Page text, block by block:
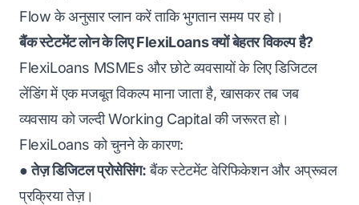
Flow के अनुसार प्लान करें ताकि भुगतान समय पर हो।
बैंक स्टेटमेंट लोन के लिए FlexiLoans क्यों बेहतर विकल्प है?
FlexiLoans MSMEs और छोटे व्यवसायों के लिए डिजिटल
लेंडिंग में एक मजबूत विकल्प माना जाता है, खासकर तब जब
व्यवसाय को जल्दी Working Capital की जरूरत हो।
FlexiLoans को चुनने के कारण:
●तेज़ डिजिटल प्रोसेसिंग:बैंक स्टेटमेंट वेरिफिकेशन और अप्रूवल
प्रक्रिया तेज़।